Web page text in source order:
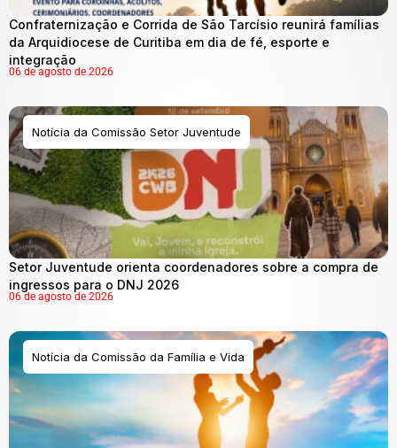
Confraternização e Corrida de São Tarcísio reunirá famílias
da Arquidiocese de Curitiba em dia de fé, esporte e
integração
06 de agosto de 2026
Notícia da Comissão Setor Juventude
Setor Juventude orienta coordenadores sobre a compra de
ingressos para o DNJ 2026
06 de agosto de 2026
Notícia da Comissão da Família e Vida